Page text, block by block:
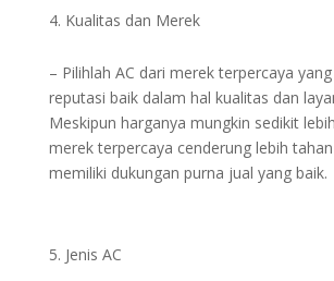
Kualitas dan Merek
– Pilihlah AC dari merek terpercaya
reputasi baik dalam hal kualitas dan
Meskipun harganya mungkin sedikit
merek terpercaya cenderung lebih
memiliki dukungan purna jual yang baik.
Jenis AC